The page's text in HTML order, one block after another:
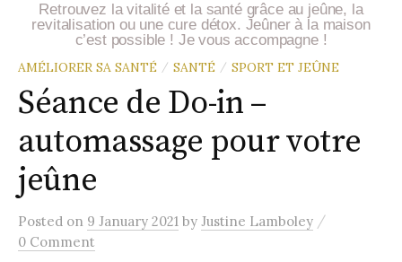
Retrouvez la vitalité et la santé grâce au jeûne, la
revitalisation ou une cure détox. Jeûner à la maison
c’est possible ! Je vous accompagne !
AMÉLIORER SA SANTÉ / SANTÉ / SPORT ET JEÛNE
Séance de Do-in –
automassage pour votre
jeûne
Posted on 9 January 2021 by Justine Lamboley /
0 Comment